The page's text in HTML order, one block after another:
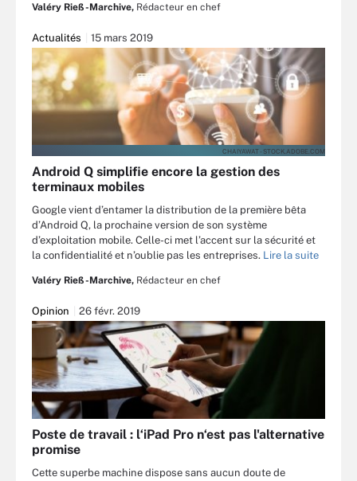
Valéry Rieß-Marchive, Rédacteur en chef
Actualités 15 mars 2019
CHAIYAWAT - STOCK.ADOBE.COM
Android Q simplifie encore la gestion des
terminaux mobiles
Google vient d’entamer la distribution de la première bêta
d’Android Q, la prochaine version de son système
d’exploitation mobile. Celle-ci met l’accent sur la sécurité et
la confidentialité et n’oublie pas les entreprises. Lire la suite
Valéry Rieß-Marchive, Rédacteur en chef
Opinion 26 févr. 2019
Poste de travail : l‘iPad Pro n‘est pas l'alternative
promise
Cette superbe machine dispose sans aucun doute de